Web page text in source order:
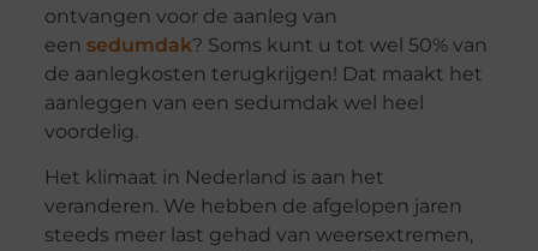
ontvangen voor de aanleg van
een sedumdak? Soms kunt u tot wel 50% van
de aanlegkosten terugkrijgen! Dat maakt het
aanleggen van een sedumdak wel heel
voordelig.
Het klimaat in Nederland is aan het
veranderen. We hebben de afgelopen jaren
steeds meer last gehad van weersextremen,